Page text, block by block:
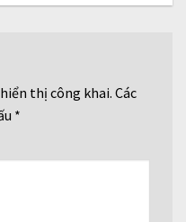
thị công khai. Các
*